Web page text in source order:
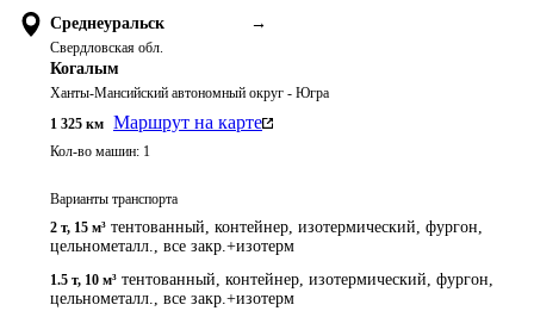
Среднеуральск →
Свердловская обл.
Когалым
Ханты-Мансийский автономный округ - Югра
1 325 км Маршрут на карте
Кол-во машин: 1
Варианты транспорта
2 т, 15 м³ тентованный, контейнер, изотермический, фургон,
цельнометалл., все закр.+изотерм
1.5 т, 10 м³ тентованный, контейнер, изотермический, фургон,
цельнометалл., все закр.+изотерм